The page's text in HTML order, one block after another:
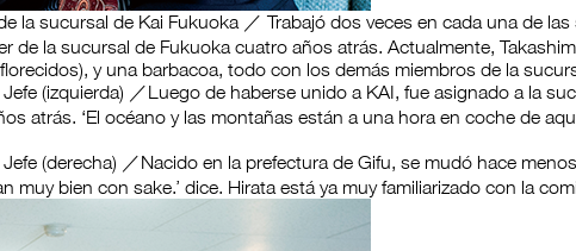
la sucursal de Kai Fukuoka ／ Trabajó dos veces en cada una de
de la sucursal de Fukuoka cuatro años atrás. Actualmente,
y una barbacoa, todo con los demás miembros de la
(izquierda) ／Luego de haberse unido a KAI, fue asignado a la
atrás. ‘El océano y las montañas están a una hora en coche de
(derecha) ／Nacido en la prefectura de Gifu, se mudó hace
muy bien con sake.’ dice. Hirata está ya muy familiarizado con la